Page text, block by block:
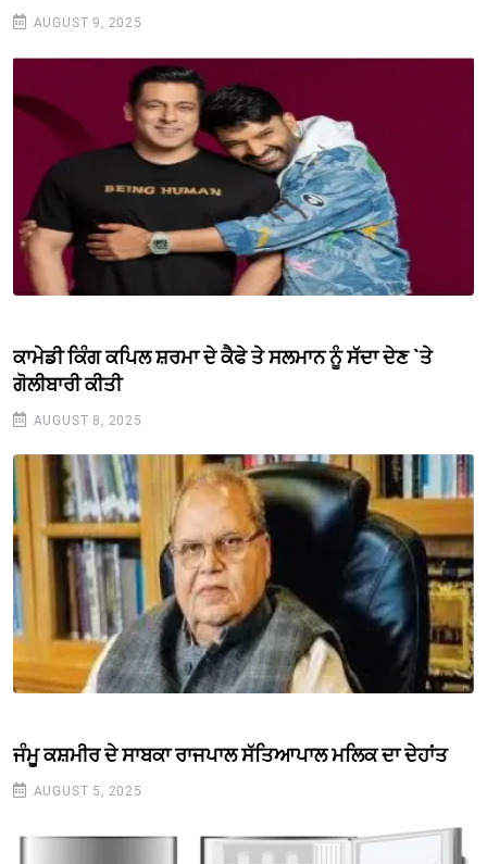
AUGUST 9, 2025
ਕਾਮੇਡੀ ਕਿੰਗ ਕਪਿਲ ਸ਼ਰਮਾ ਦੇ ਕੈਫੇ ਤੇ ਸਲਮਾਨ ਨੂੰ ਸੱਦਾ ਦੇਣ `ਤੇ
ਗੋਲੀਬਾਰੀ ਕੀਤੀ
AUGUST 8, 2025
ਜੰਮੂ ਕਸ਼ਮੀਰ ਦੇ ਸਾਬਕਾ ਰਾਜਪਾਲ ਸੱਤਿਆਪਾਲ ਮਲਿਕ ਦਾ ਦੇਹਾਂਤ
AUGUST 5, 2025